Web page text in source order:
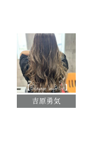
吉原勇気